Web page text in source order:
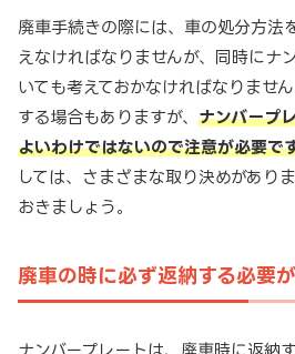
廃車手続きの際には、車の処分方法
えなければなりませんが、同時にナ
いても考えておかなければなりませ
する場合もありますが、 ナンバープ
よいわけではないので注意が必要で
しては、さまざまな取り決めがあり
おきましょう。
廃車の時に必ず返納する必要